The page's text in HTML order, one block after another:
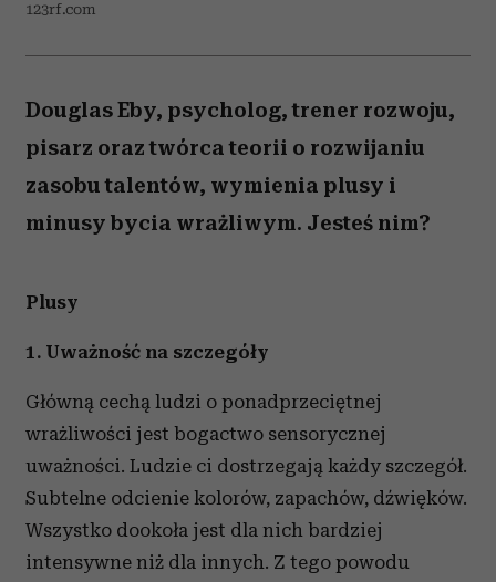
123rf.com
Douglas Eby, psycholog, trener rozwoju,
pisarz oraz twórca teorii o rozwijaniu
zasobu talentów, wymienia plusy i
minusy bycia wrażliwym. Jesteś nim?
Plusy
1. Uważność na szczegóły
Główną cechą ludzi o ponadprzeciętnej
wrażliwości jest bogactwo sensorycznej
uważności. Ludzie ci dostrzegają każdy szczegół.
Subtelne odcienie kolorów, zapachów, dźwięków.
Wszystko dookoła jest dla nich bardziej
intensywne niż dla innych. Z tego powodu